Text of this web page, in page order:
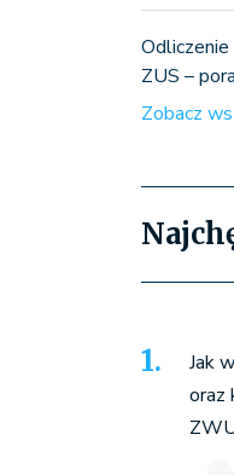
Odliczenie
ZUS –
Zobacz
Jak
oraz